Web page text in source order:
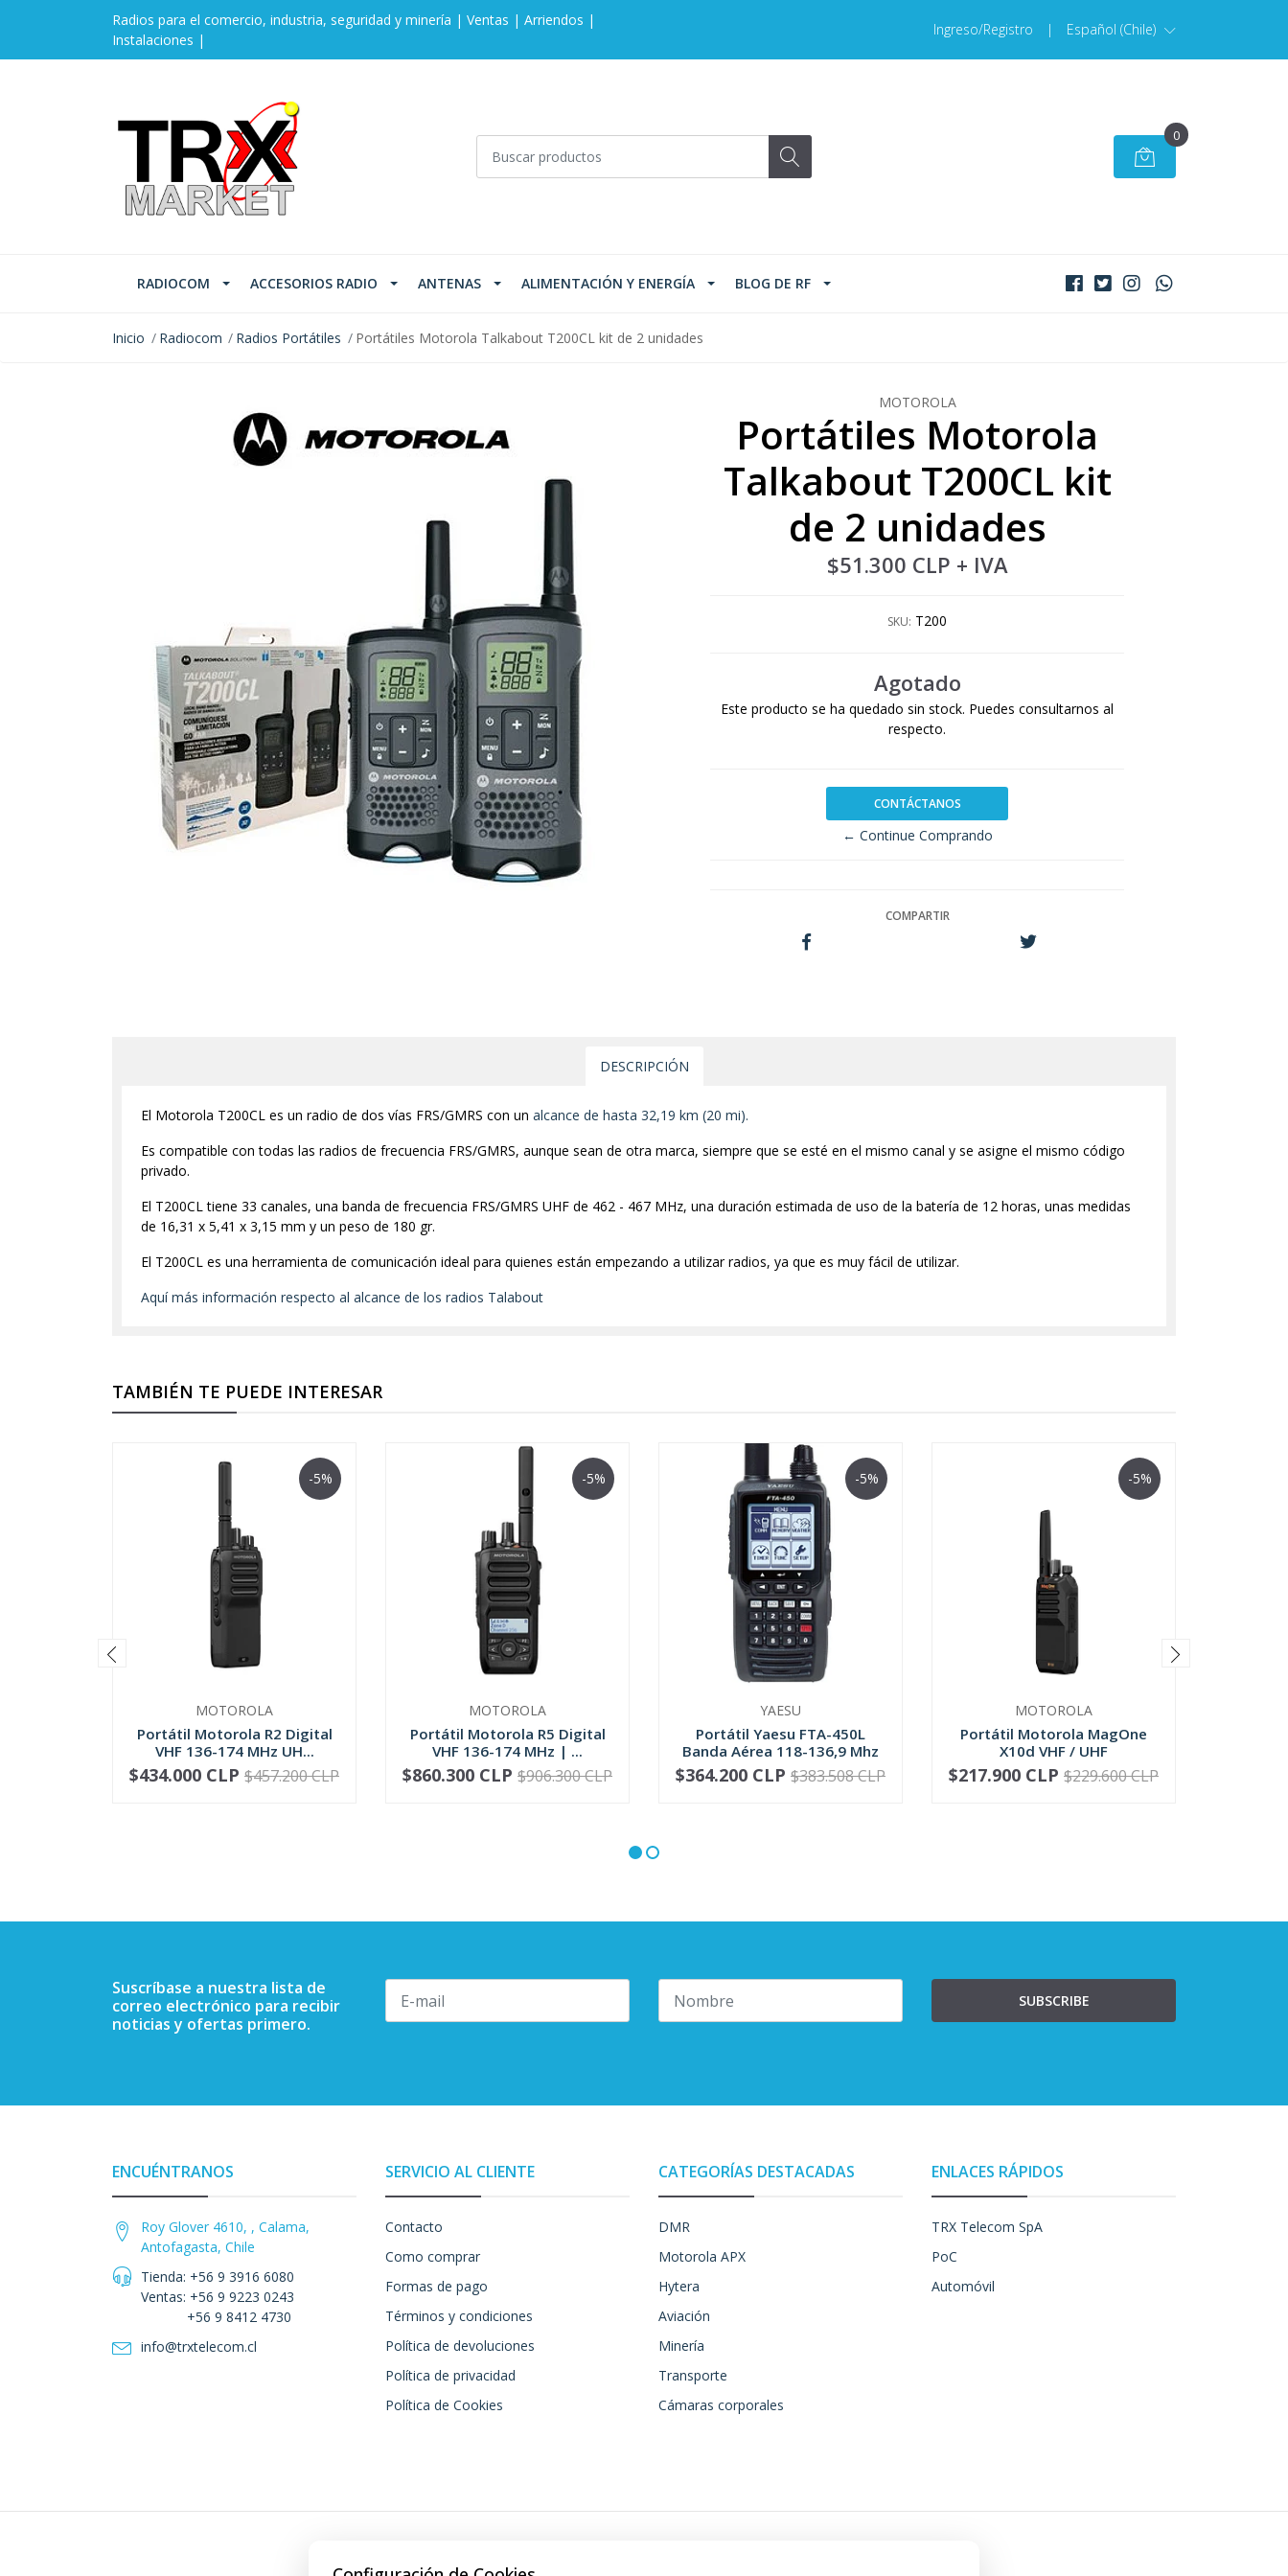
Radios para el comercio, industria, seguridad y minería | Ventas | Arriendos |
Instalaciones |
Ingreso/Registro | Español (Chile)
0
RADIOCOM ACCESORIOS RADIO ANTENAS ALIMENTACIÓN Y ENERGÍA BLOG DE RF
Inicio Radiocom Radios Portátiles Portátiles Motorola Talkabout T200CL kit de 2 unidades
MOTOROLA
Portátiles Motorola
Talkabout T200CL kit
de 2 unidades
$51.300 CLP + IVA
SKU: T200
Agotado
Este producto se ha quedado sin stock. Puedes consultarnos al
respecto.
CONTÁCTANOS
← Continue Comprando
COMPARTIR
DESCRIPCIÓN
El Motorola T200CL es un radio de dos vías FRS/GMRS con un alcance de hasta 32,19 km (20 mi).
Es compatible con todas las radios de frecuencia FRS/GMRS, aunque sean de otra marca, siempre que se esté en el mismo canal y se asigne el mismo código
privado.
El T200CL tiene 33 canales, una banda de frecuencia FRS/GMRS UHF de 462 - 467 MHz, una duración estimada de uso de la batería de 12 horas, unas medidas
de 16,31 x 5,41 x 3,15 mm y un peso de 180 gr.
El T200CL es una herramienta de comunicación ideal para quienes están empezando a utilizar radios, ya que es muy fácil de utilizar.
Aquí más información respecto al alcance de los radios Talabout
TAMBIÉN TE PUEDE INTERESAR
-5%
MOTOROLA
Portátil Motorola R2 Digital
VHF 136-174 MHz UH...
VER OPCIONES
$434.000 CLP $457.200 CLP
-5%
MOTOROLA
Portátil Motorola R5 Digital
VHF 136-174 MHz | ...
VER OPCIONES
$860.300 CLP $906.300 CLP
-5%
YAESU
Portátil Yaesu FTA-450L
Banda Aérea 118-136,9 Mhz
+
-
$364.200 CLP $383.508 CLP
-5%
MOTOROLA
Portátil Motorola MagOne
X10d VHF / UHF
VER OPCIONES
$217.900 CLP $229.600 CLP
Suscríbase a nuestra lista de
correo electrónico para recibir
noticias y ofertas primero.
SUBSCRIBE
ENCUÉNTRANOS
Roy Glover 4610, , Calama,
Antofagasta, Chile
Tienda: +56 9 3916 6080
Ventas: +56 9 9223 0243
+56 9 8412 4730
info@trxtelecom.cl
SERVICIO AL CLIENTE
Contacto
Como comprar
Formas de pago
Términos y condiciones
Política de devoluciones
Política de privacidad
Política de Cookies
CATEGORÍAS DESTACADAS
DMR
Motorola APX
Hytera
Aviación
Minería
Transporte
Cámaras corporales
ENLACES RÁPIDOS
TRX Telecom SpA
PoC
Automóvil